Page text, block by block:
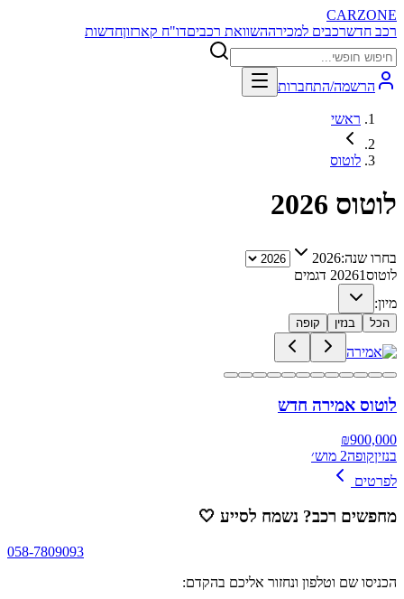
CARZONE
רכב חדשרכבים למכירההשוואת רכביםדו"ח קארזוןחדשות
הרשמה/התחברות
ראשי
לוטוס
לוטוס 2026
בחרו שנה:2026
לוטוס 20261
דגמים
מיון:
הכל בנזין קופה
לוטוס אמירה חדש
₪900,000
בנזיןקופה2 מוש׳
לפרטים
מחפשים רכב? נשמח לסייע 🤍
058-7809093
הכניסו שם וטלפון ונחזור אליכם בהקדם: